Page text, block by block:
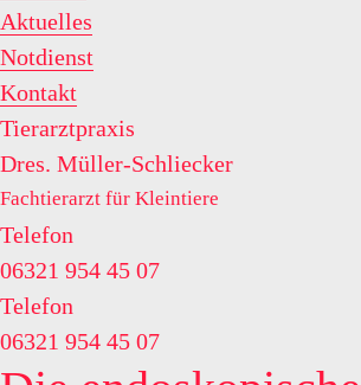
Aktuelles
Notdienst
Kontakt
Tierarztpraxis
Dres. Müller-Schliecker
Fachtierarzt für Kleintiere
Telefon
06321 954 45 07
Telefon
06321 954 45 07